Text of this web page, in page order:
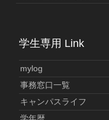
学生専用 Link
mylog
事務窓口一覧
キャンパスライフ